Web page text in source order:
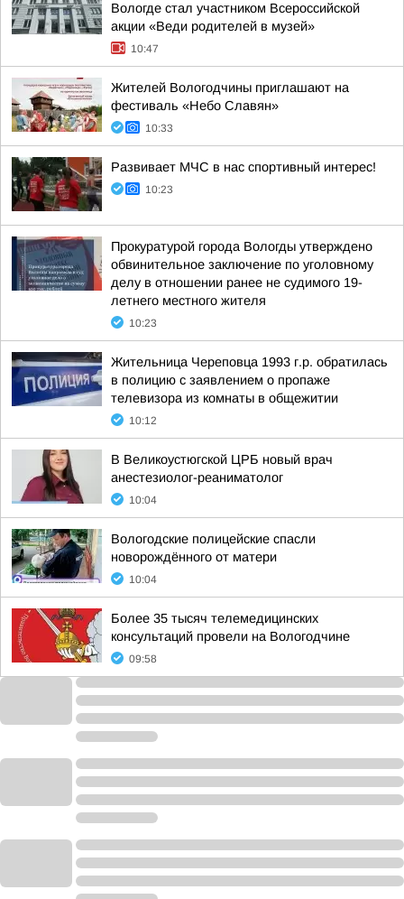
Вологде стал участником Всероссийской
акции «Веди родителей в музей»
10:47
Жителей Вологодчины приглашают на
фестиваль «Небо Славян»
10:33
Развивает МЧС в нас спортивный интерес!
10:23
Прокуратурой города Вологды утверждено
обвинительное заключение по уголовному
делу в отношении ранее не судимого 19-
летнего местного жителя
10:23
Жительница Череповца 1993 г.р. обратилась
в полицию с заявлением о пропаже
телевизора из комнаты в общежитии
10:12
В Великоустюгской ЦРБ новый врач
анестезиолог-реаниматолог
10:04
Вологодские полицейские спасли
новорождённого от матери
10:04
Более 35 тысяч телемедицинских
консультаций провели на Вологодчине
09:58